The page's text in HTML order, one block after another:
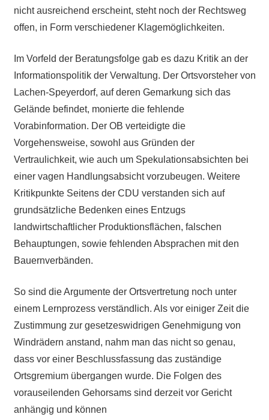
nicht ausreichend erscheint, steht noch der Rechtsweg
offen, in Form verschiedener Klagemöglichkeiten.
Im Vorfeld der Beratungsfolge gab es dazu Kritik an der
Informationspolitik der Verwaltung. Der Ortsvorsteher von
Lachen-Speyerdorf, auf deren Gemarkung sich das
Gelände befindet, monierte die fehlende
Vorabinformation. Der OB verteidigte die
Vorgehensweise, sowohl aus Gründen der
Vertraulichkeit, wie auch um Spekulationsabsichten bei
einer vagen Handlungsabsicht vorzubeugen. Weitere
Kritikpunkte Seitens der CDU verstanden sich auf
grundsätzliche Bedenken eines Entzugs
landwirtschaftlicher Produktionsflächen, falschen
Behauptungen, sowie fehlenden Absprachen mit den
Bauernverbänden.
So sind die Argumente der Ortsvertretung noch unter
einem Lernprozess verständlich. Als vor einiger Zeit die
Zustimmung zur gesetzeswidrigen Genehmigung von
Windrädern anstand, nahm man das nicht so genau,
dass vor einer Beschlussfassung das zuständige
Ortsgremium übergangen wurde. Die Folgen des
vorauseilenden Gehorsams sind derzeit vor Gericht
anhängig und können